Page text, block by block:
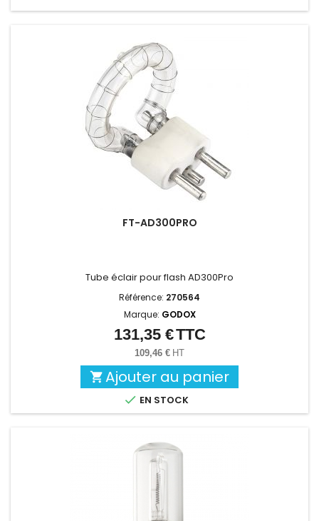
FT-AD300PRO
Tube éclair pour flash AD300Pro
Référence: 270564
Marque: GODOX
Prix
131,35 €TTC
109,46 € HT
 Ajouter au panier
 EN STOCK